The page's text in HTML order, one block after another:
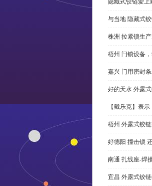
与当地 隐藏式
株洲 拉紧锁生
梧州 闩锁设备
嘉兴 门用密封
好的天水 外露
【戴乐克】表
梧州 外露式铰
好德阳 撞击锁
南通 扎线座-焊
宜昌 外露式铰